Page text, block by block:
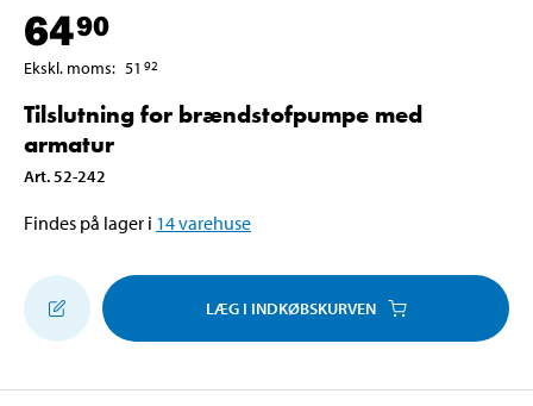
6490
Ekskl. moms: 51 92
Tilslutning for brændstofpumpe med
armatur
Art. 52-242
Findes på lager i 14varehuse
LÆG I INDKØBSKURVEN